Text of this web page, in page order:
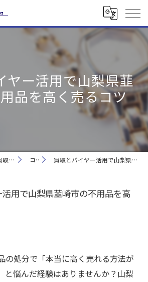
ヤー活用で山梨県韮
品を高く売るコツ
山梨県韮崎市のお買取なら買取大吉 韮崎駅前店 コラム 買取とバイヤー活用で山梨県韮崎市の不用品を高く売るコツ
活用で山梨県韮崎市の不用品を高
の処分で「本当に高く売れる方法が
と悩んだ経験はありませんか？山梨